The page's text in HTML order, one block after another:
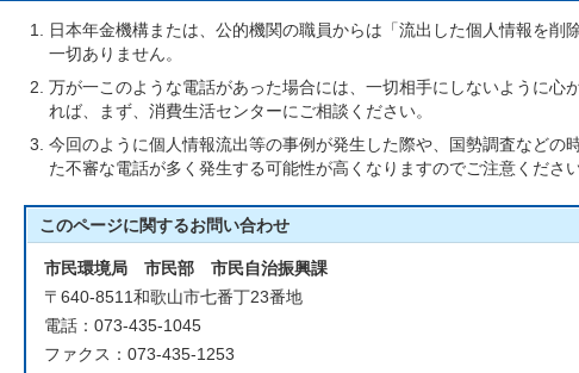
日本年金機構または、公的機関の職員からは「流出した個人情報を削
一切ありません。
万が一このような電話があった場合には、一切相手にしないように心
れば、まず、消費生活センターにご相談ください。
今回のように個人情報流出等の事例が発生した際や、国勢調査などの
た不審な電話が多く発生する可能性が高くなりますのでご注意ください
このページに関するお問い合わせ
市民環境局 市民部 市民自治振興課
〒640-8511和歌山市七番丁23番地
電話：073-435-1045
ファクス：073-435-1253